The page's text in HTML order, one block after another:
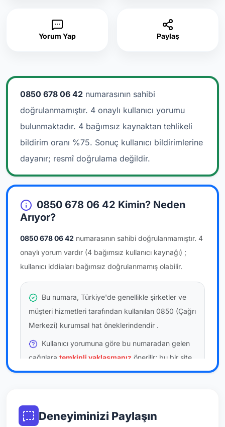
Yorum Yap Paylaş
0850 678 06 42 numarasının sahibi
doğrulanmamıştır. 4 onaylı kullanıcı yorumu
bulunmaktadır. 4 bağımsız kaynaktan tehlikeli
bildirim oranı %75. Sonuç kullanıcı bildirimlerine
dayanır; resmî doğrulama değildir.
0850 678 06 42 Kimin? Neden
Arıyor?
0850 678 06 42 numarasının sahibi doğrulanmamıştır. 4
onaylı yorum vardır (4 bağımsız kullanıcı kaynağı) ;
kullanıcı iddiaları bağımsız doğrulanmamış olabilir.
Bu numara, Türkiye'de genellikle şirketler ve
müşteri hizmetleri tarafından kullanılan 0850 (Çağrı
Merkezi) kurumsal hat öneklerindendir .
Kullanıcı yorumuna göre bu numaradan gelen
çağrılara temkinli yaklaşmanız önerilir; bu bir site
hükmü değildir.
resmi doğrulama niteliği taşımaz.
Deneyiminizi Paylaşın